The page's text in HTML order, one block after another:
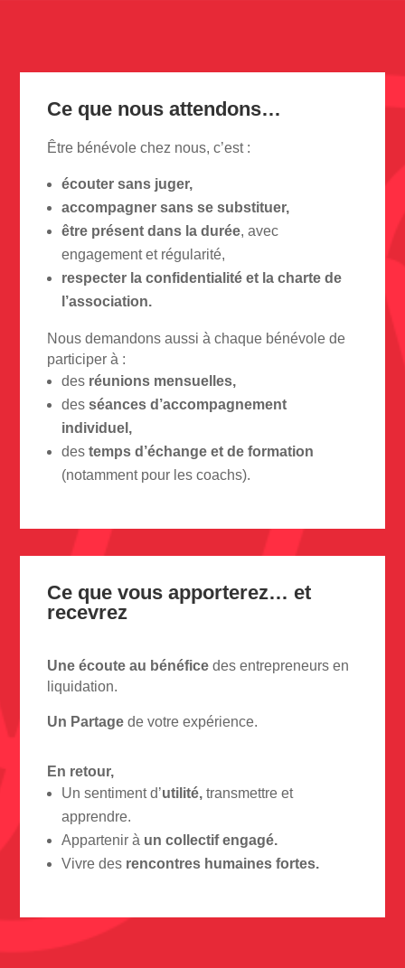
Ce que nous attendons…
Être bénévole chez nous, c’est :
écouter sans juger,
accompagner sans se substituer,
être présent dans la durée, avec
engagement et régularité,
respecter la confidentialité et la charte de
l’association.
Nous demandons aussi à chaque bénévole de
participer à :
des réunions mensuelles,
desséances d’accompagnement
individuel,
destemps d’échange et de formation
(notamment pour les coachs).
Ce que vous apporterez… et
recevrez
Une écoute au bénéficedes entrepreneurs en
liquidation.
Un Partagede votre expérience.
En retour,
Un sentiment d’utilité,transmettre et
apprendre.
Appartenir à un collectif engagé.
Vivre des rencontres humaines fortes.